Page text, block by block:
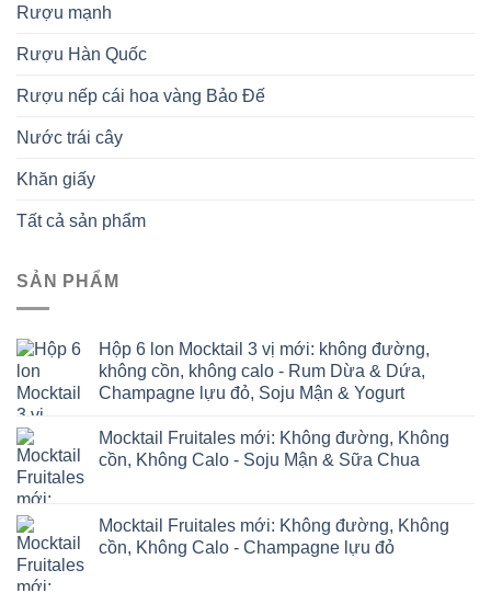
Rượu mạnh
Rượu Hàn Quốc
Rượu nếp cái hoa vàng Bảo Đế
Nước trái cây
Khăn giấy
Tất cả sản phẩm
SẢN PHẨM
Hộp 6 lon Mocktail 3 vị mới: không đường,
không cồn, không calo - Rum Dừa & Dứa,
Champagne lựu đỏ, Soju Mận & Yogurt
Mocktail Fruitales mới: Không đường, Không
cồn, Không Calo - Soju Mận & Sữa Chua
Mocktail Fruitales mới: Không đường, Không
cồn, Không Calo - Champagne lựu đỏ